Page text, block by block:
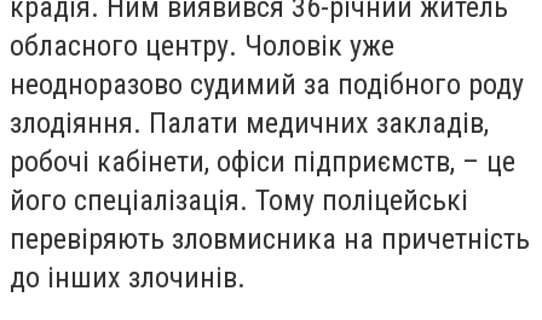
крадія. Ним виявився 36-річний житель
обласного центру. Чоловік уже
неодноразово судимий за подібного роду
злодіяння. Палати медичних закладів,
робочі кабінети, офіси підприємств, – це
його спеціалізація. Тому поліцейські
перевіряють зловмисника на причетність
до інших злочинів.